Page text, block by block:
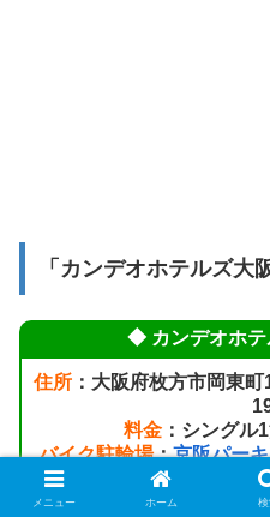
「カンデオホテルズ
◆ カンデオホ
住所 ：大阪府枚方市岡東
料金 ：シングル
バイク駐輪場：京阪パー
【最初の1時間無料/以降
メニュー ホーム